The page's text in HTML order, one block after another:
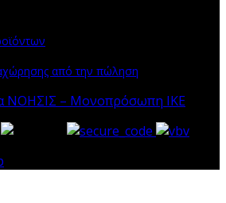
από την πώληση
ΝΟΗΣΙΣ – Μονοπρόσωπη ΙΚΕ